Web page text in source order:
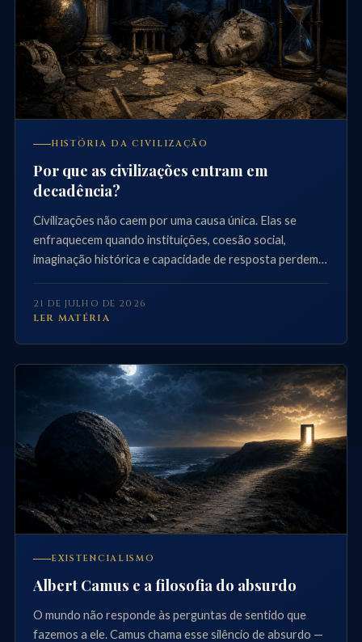
HISTÓRIA DA CIVILIZAÇÃO
Por que as civilizações entram em
decadência?
Civilizações não caem por uma causa única. Elas se
enfraquecem quando instituições, coesão social,
imaginação histórica e capacidade de resposta perdem
21 DE JULHO DE 2026
LER MATÉRIA
EXISTENCIALISMO
Albert Camus e a filosofia do absurdo
O mundo não responde às perguntas de sentido que
fazemos a ele. Camus chama esse silêncio de absurdo —